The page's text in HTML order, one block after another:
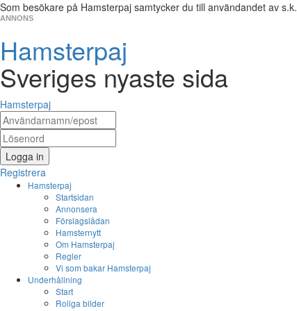
Som besökare på Hamsterpaj samtycker du till användandet av s.k.
ANNONS
Hamsterpaj
Sveriges nyaste sida
Hamsterpaj
Logga in
Registrera
Hamsterpaj
Startsidan
Annonsera
Förslagslådan
Hamsternytt
Om Hamsterpaj
Regler
Vi som bakar Hamsterpaj
Underhållning
Start
Roliga bilder